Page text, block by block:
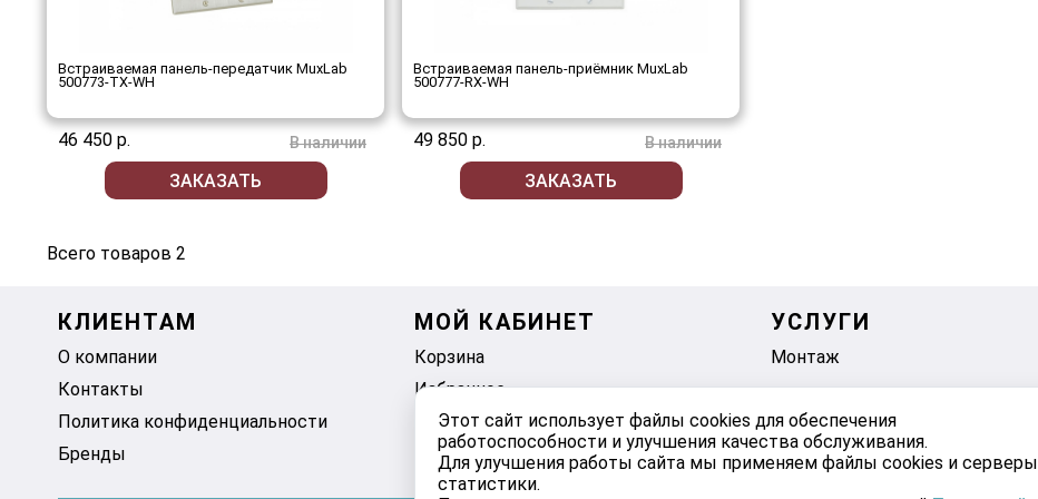
Этот сайт использует файлы cookies для обеспечения
работоспособности и улучшения качества обслуживания.
Для улучшения работы сайта мы применяем файлы cookies и серверы
статистики.
Встраиваемая панель-передатчик MuxLab
500773-TX-WH
46 450 р. В наличии
ЗАКАЗАТЬ
Встраиваемая панель-приёмник MuxLab
500777-RX-WH
49 850 р. В наличии
ЗАКАЗАТЬ
Всего товаров 2
КЛИЕНТАМ
О компании
Контакты
Политика конфиденциальности
Бренды
МОЙ КАБИНЕТ
Корзина
Избранное
УСЛУГИ
Монтаж